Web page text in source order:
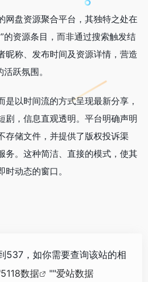
网盘资源聚合平台，其独特之处在
的资源条目，而非通过搜索触发结
昵称、发布时间及资源详情，营造
跃氛围。
以时间流的方式呈现最新分享，
剧，信息直观透明。平台明确声明
存储文件，并提供了版权投诉渠
务。这种简洁、直接的模式，使其
动态的窗口。
537，如你需要查询该站的相
5118数据 ""爱站数据